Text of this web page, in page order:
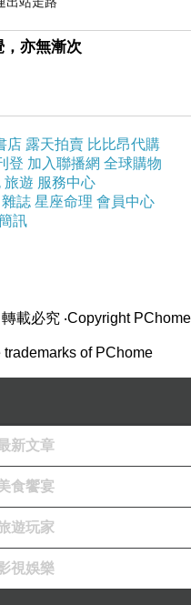
亦無漸次
店 露天拍賣 比比昂代購
登 加入聯播網 全球購物
旅遊 服務中心
雜誌 星座命理 會員中心
訊
載必究 ‧Copyright PChome
of PChome
新文章
食饗宴
遊玩家
視娛樂